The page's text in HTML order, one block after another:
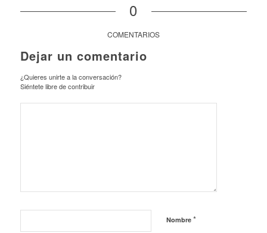
0
COMENTARIOS
Dejar un comentario
¿Quieres unirte a la conversación?
Siéntete libre de contribuir
Nombre *